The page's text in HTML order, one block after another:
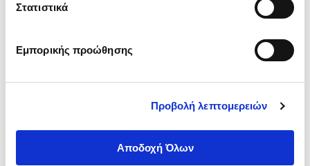
Στατιστικά
Εμπορικής προώθησης
Προβολή λεπτομερειών
Αποδοχή Όλων